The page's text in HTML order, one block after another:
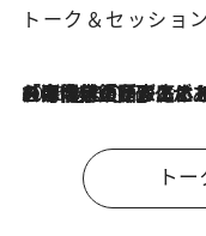
トーク＆セッション
2026.8.3
「今後値上げがあるとすれば…」「リスクがあるのは今年の冬」エネルギー専門家が語る、ホルムズ海峡封鎖が家庭にもたらす“ある心配”
ト